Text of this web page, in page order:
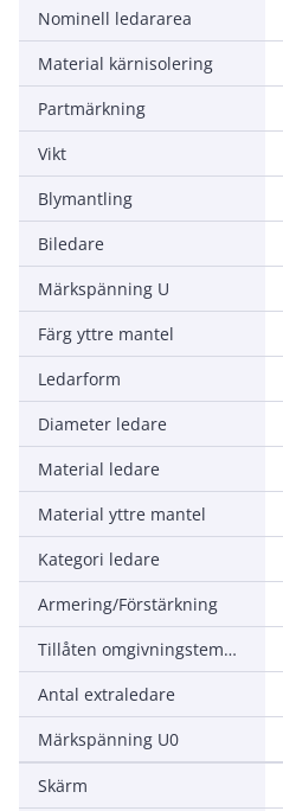
Nominell ledararea
Material kärnisolering
Partmärkning
Vikt
Blymantling
Biledare
Märkspänning U
Färg yttre mantel
Ledarform
Diameter ledare
Material ledare
Material yttre mantel
Kategori ledare
Armering/Förstärkning
Tillåten omgivningstemperatur under montering/hantering
Antal extraledare
Märkspänning U0
Skärm